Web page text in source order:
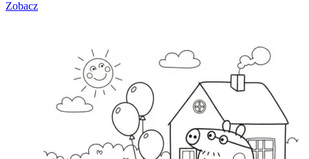
Zobacz